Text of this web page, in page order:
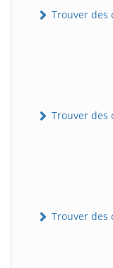
Trouver des
Trouver des
Trouver des